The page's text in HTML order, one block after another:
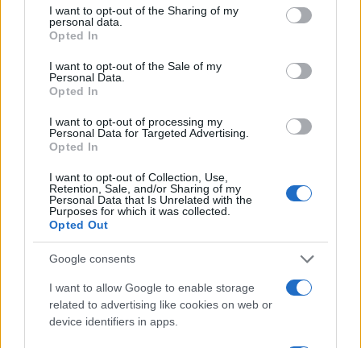
not limited to your visit or usage behaviour. You may click to
grant or deny consent to Google and its third-party tags to
use your data for below specified purposes in below Google
consent section.
I want to opt-out of the Sharing of my
personal data.
Opted In
I want to opt-out of the Sale of my
Personal Data.
Opted In
I want to opt-out of processing my
Personal Data for Targeted Advertising.
Opted In
I want to opt-out of Collection, Use,
Retention, Sale, and/or Sharing of my
Personal Data that Is Unrelated with the
Purposes for which it was collected.
Opted Out
Google consents
I want to allow Google to enable storage
related to advertising like cookies on web or
device identifiers in apps.
Continua a leggere
MERCATO E TRASFERIMENTI
Lukaku e il Napoli: la trattativa segreta e le destinazioni
possibili